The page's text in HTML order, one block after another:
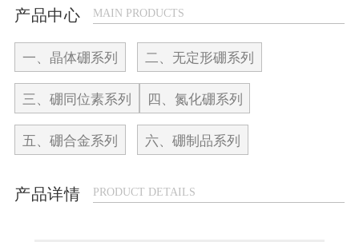
产品中心 MAIN PRODUCTS
一、晶体硼系列 二、无定形硼系列
三、硼同位素系列 四、氮化硼系列
五、硼合金系列 六、硼制品系列
产品详情 PRODUCT DETAILS